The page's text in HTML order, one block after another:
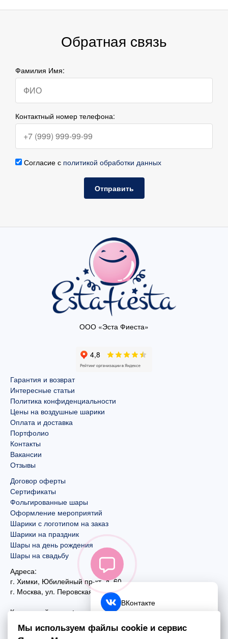
Обратная связь
Фамилия Имя:
Контактный номер телефона:
Согласие с политикой обработки данных
Отправить
ООО «Эста Фиеста»
Гарантия и возврат
Интересные статьи
Политика конфиденциальности
Цены на воздушные шарики
Оплата и доставка
Портфолио
Контакты
Вакансии
Отзывы
Договор оферты
Сертификаты
Фольгированные шары
Оформление мероприятий
Шарики с логотипом на заказ
Шарики на праздник
Шары на день рождения
Шары на свадьбу
Адреса:
г. Химки, Юбилейный пр-кт, д. 60
г. Москва, ул. Перовская, д. 59
Контактный номер:
+7 (495) 970-44-75
ВКонтакте
Telegram
Мы используем файлы cookie и сервис